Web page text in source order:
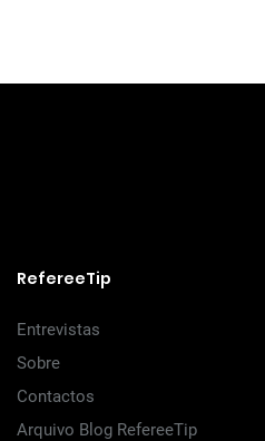
RefereeTip
Entrevistas
Sobre
Contactos
Arquivo Blog RefereeTip